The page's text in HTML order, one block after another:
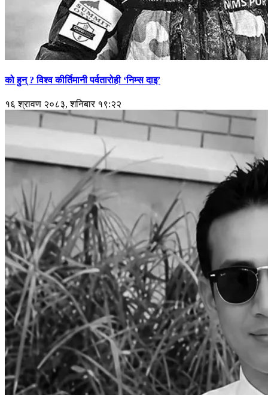
को हुन् ? विश्व कीर्तिमानी पर्वतारोही ‘निम्स दाइ’
१६ श्रावण २०८३, शनिबार १९:२२